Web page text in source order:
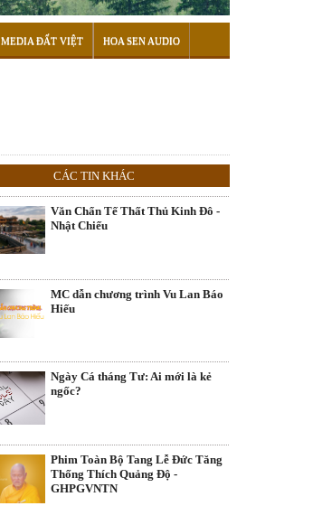
MEDIA ĐẤT VIỆT HOA SEN AUDIO
CÁC TIN KHÁC
Văn Chẩn Tế Thất Thủ Kinh Đô -
Nhật Chiếu
MC dẫn chương trình Vu Lan Báo
Hiếu
Ngày Cá tháng Tư: Ai mới là kẻ
ngốc?
Phim Toàn Bộ Tang Lễ Đức Tăng
Thống Thích Quảng Độ -
GHPGVNTN